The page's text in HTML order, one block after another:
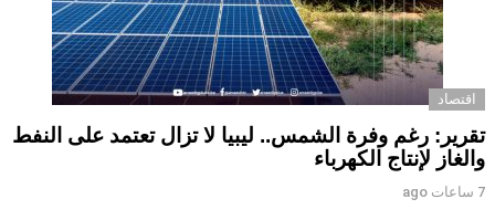
اقتصاد
تقرير: رغم وفرة الشمس.. ليبيا لا تزال تعتمد على النفط
والغاز لإنتاج الكهرباء
7 ساعات ago